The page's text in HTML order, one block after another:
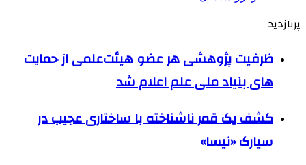
پربازدید
ظرفیت پژوهشی هر عضو هیئت‌علمی از حمایت
های بنیاد ملی علم اعلام شد
کشف یک قمر ناشناخته با ساختاری عجیب در
سیارک «نیسا»